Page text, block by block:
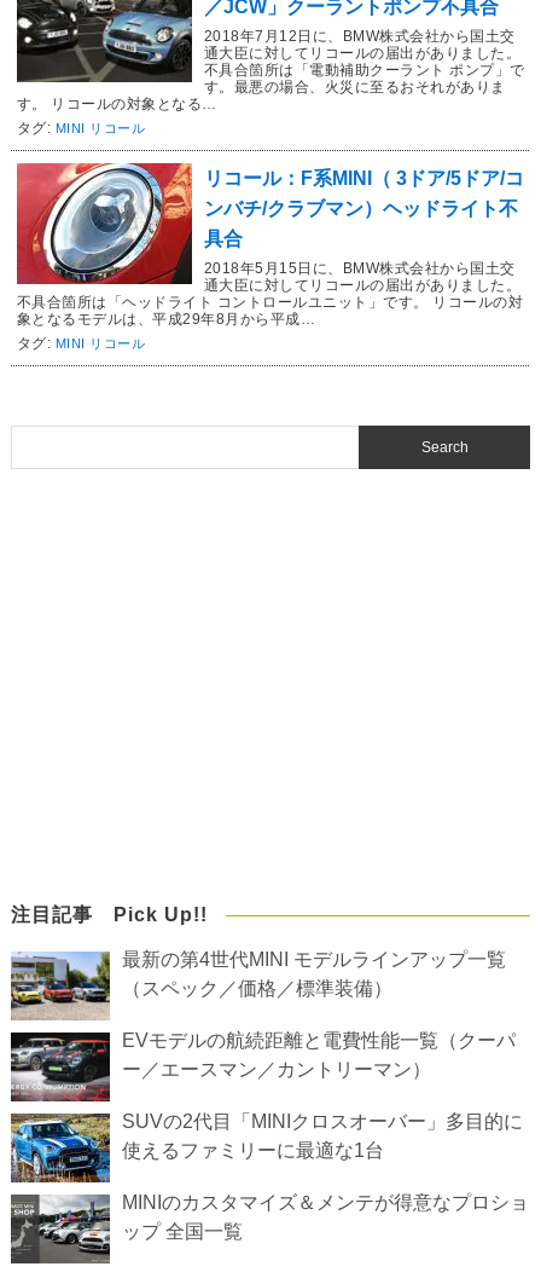
／JCW」クーラントポンプ不具合
2018年7月12日に、BMW株式会社から国土交
通大臣に対してリコールの届出がありました。
不具合箇所は「電動補助クーラント ポンプ」で
す。最悪の場合、火災に至るおそれがありま
す。 リコールの対象となる…
タグ: MINI リコール
リコール：F系MINI（ 3ドア/5ドア/コ
ンバチ/クラブマン）ヘッドライト不
具合
2018年5月15日に、BMW株式会社から国土交
通大臣に対してリコールの届出がありました。
不具合箇所は「ヘッドライト コントロールユニット」です。 リコールの対
象となるモデルは、平成29年8月から平成…
タグ: MINI リコール
注目記事 Pick Up!!
最新の第4世代MINI モデルラインアップ一覧
（スペック／価格／標準装備）
EVモデルの航続距離と電費性能一覧（クーパ
ー／エースマン／カントリーマン）
SUVの2代目「MINIクロスオーバー」多目的に
使えるファミリーに最適な1台
MINIのカスタマイズ＆メンテが得意なプロショ
ップ 全国一覧